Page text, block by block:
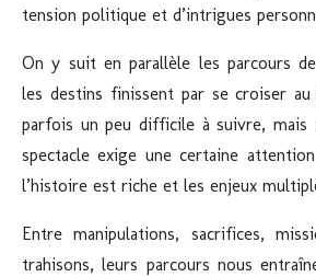
tension politique et d’intrigues
On y suit en parallèle les parcours
les destins finissent par se croiser
parfois un peu difficile à suivre, mais
spectacle exige une certaine
l’histoire est riche et les enjeux
Entre manipulations, sacrifices,
trahisons, leurs parcours nous